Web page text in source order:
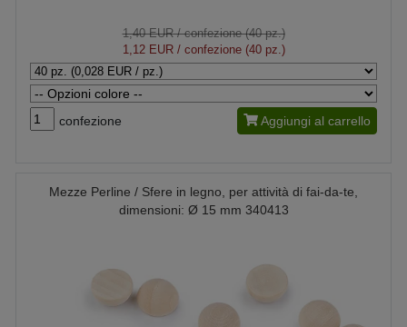
1,40 EUR/ confezione (40 pz.)
1,12 EUR/ confezione (40 pz.)
confezione Aggiungi al carrello
Mezze Perline / Sfere in legno, per attività di fai-da-te,
dimensioni: Ø 15 mm 340413